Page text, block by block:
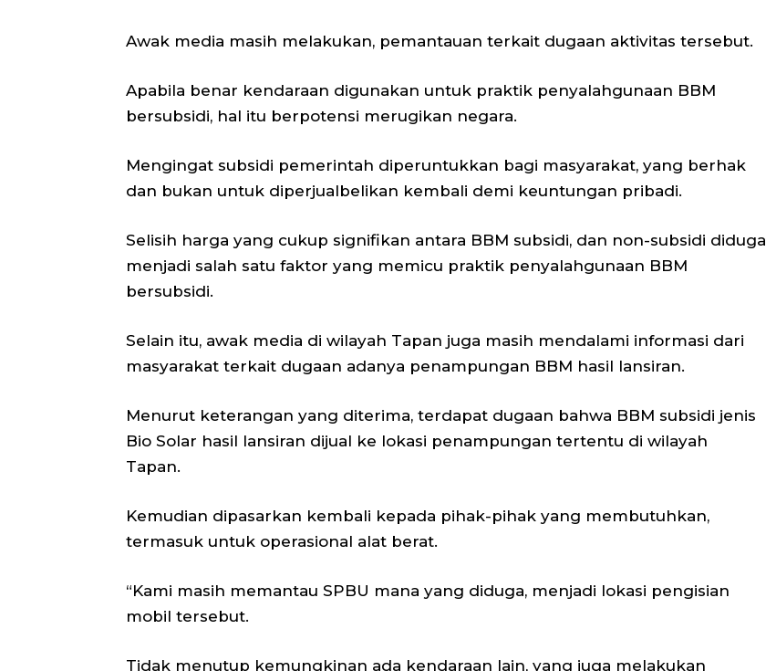
Awak media masih melakukan, pemantauan terkait dugaan aktivitas tersebut.
Apabila benar kendaraan digunakan untuk praktik penyalahgunaan BBM
bersubsidi, hal itu berpotensi merugikan negara.
Mengingat subsidi pemerintah diperuntukkan bagi masyarakat, yang berhak
dan bukan untuk diperjualbelikan kembali demi keuntungan pribadi.
Selisih harga yang cukup signifikan antara BBM subsidi, dan non-subsidi diduga
menjadi salah satu faktor yang memicu praktik penyalahgunaan BBM
bersubsidi.
Selain itu, awak media di wilayah Tapan juga masih mendalami informasi dari
masyarakat terkait dugaan adanya penampungan BBM hasil lansiran.
Menurut keterangan yang diterima, terdapat dugaan bahwa BBM subsidi jenis
Bio Solar hasil lansiran dijual ke lokasi penampungan tertentu di wilayah
Tapan.
Kemudian dipasarkan kembali kepada pihak-pihak yang membutuhkan,
termasuk untuk operasional alat berat.
“Kami masih memantau SPBU mana yang diduga, menjadi lokasi pengisian
mobil tersebut.
Tidak menutup kemungkinan ada kendaraan lain, yang juga melakukan